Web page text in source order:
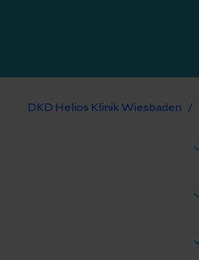
DKD Helios Klinik Wiesbaden